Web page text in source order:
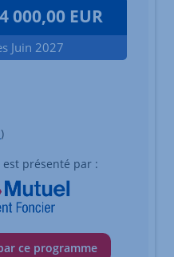
000,00 EUR
Juin 2027
)
présenté par :
ce programme